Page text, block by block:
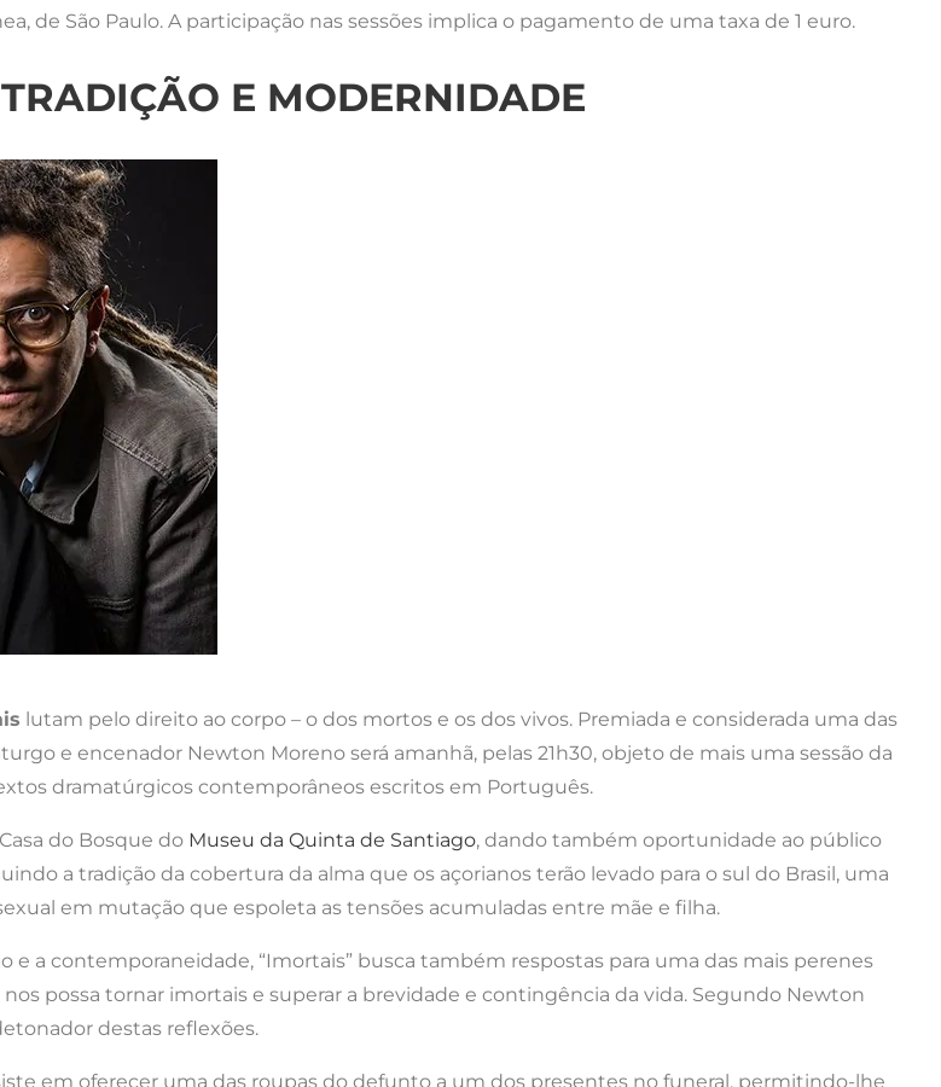
de São Paulo. A participação nas sessões implica o pagamento de uma taxa de 1 euro.
E MODERNIDADE
lutam pelo direito ao corpo – o dos mortos e os dos vivos. Premiada e considerada uma das
e encenador Newton Moreno será amanhã, pelas 21h30, objeto de mais uma sessão da
dramatúrgicos contemporâneos escritos em Português.
do Bosque do Museu da Quinta de Santiago, dando também oportunidade ao público
a tradição da cobertura da alma que os açorianos terão levado para o sul do Brasil, uma
em mutação que espoleta as tensões acumuladas entre mãe e filha.
a contemporaneidade, “Imortais” busca também respostas para uma das mais perenes
possa tornar imortais e superar a brevidade e contingência da vida. Segundo Newton
destas reflexões.
em oferecer uma das roupas do defunto a um dos presentes no funeral, permitindo-lhe